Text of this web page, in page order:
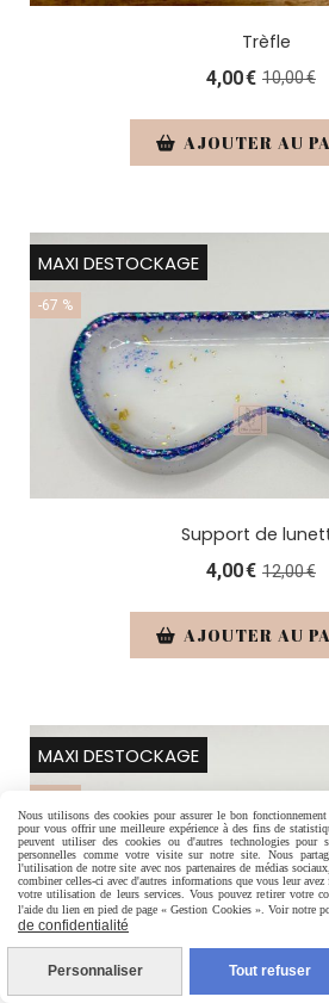
Trèfle
4,00€ 10,00€
AJOUTER AU
MAXI DESTOCKAGE
-67 %
Support de
4,00€ 12,00€
AJOUTER AU
MAXI DESTOCKAGE
Nous utilisons des cookies pour assurer le bon
pour vous offrir une meilleure expérience à des fins de
peuvent utiliser des cookies ou d'autres technologies pour
personnelles comme votre visite sur notre site. Nous
l'utilisation de notre site avec nos partenaires de médias
combiner celles-ci avec d'autres informations que vous leur
votre utilisation de leurs services. Vous pouvez retirer votre
l'aide du lien en pied de page « Gestion Cookies ». Voir notre
de confidentialité
Personnaliser Tout refuser